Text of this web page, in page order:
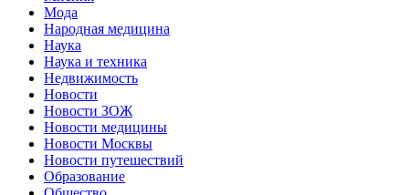
Мода
Народная медицина
Наука
Наука и техника
Недвижимость
Новости
Новости ЗОЖ
Новости медицины
Новости Москвы
Новости путешествий
Образование